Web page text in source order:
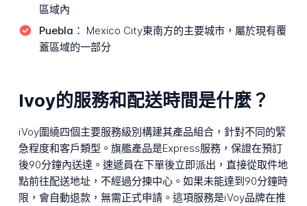
區域內
Puebla： Mexico City東南方的主要城市，屬於現有覆
蓋區域的一部分
Ivoy的服務和配送時間是什麼？
iVoy圍繞四個主要服務級別構建其產品組合，針對不同的緊
急程度和客戶類型。旗艦產品是Express服務，保證在預訂
後90分鐘內送達。速遞員在下單後立即派出，直接從取件地
點前往配送地址，不經過分揀中心。如果未能達到90分鐘時
限，會自動退款，無需正式申請。這項服務是iVoy品牌在推